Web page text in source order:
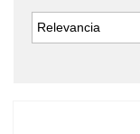
Relevancia